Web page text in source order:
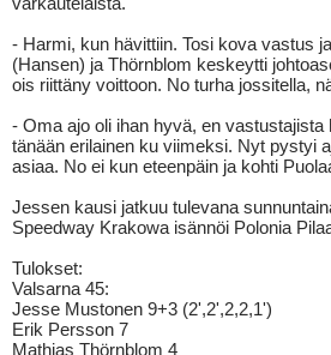
- Harmi, kun hävittiin. Tosi kova vastus
(Hansen) ja Thörnblom keskeytti
ois riittäny voittoon. No turha jossitella,
- Oma ajo oli ihan hyvä, en
tänään erilainen ku viimeksi. Nyt pystyi
asiaa. No ei kun eteenpäin ja kohti
Jessen kausi jatkuu tulevana
Speedway Krakowa isännöi Polonia
Tulokset:
Valsarna 45:
Jesse Mustonen 9+3 (2',2',2,2,1')
Erik Persson 7
Mathias Thörnblom 4